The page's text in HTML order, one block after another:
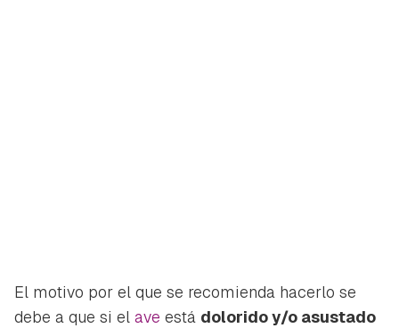
El motivo por el que se recomienda hacerlo se
debe a que si el ave está dolorido y/o asustado